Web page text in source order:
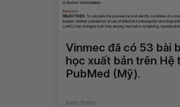
Vinmec đã có 53 bài
học xuất bản trên Hệ
PubMed (Mỹ).
Xem thêm